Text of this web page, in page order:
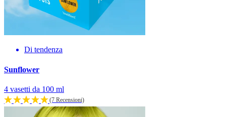
Di tendenza
Sunflower
4 vasetti da 100 ml
(7 Recensioni)